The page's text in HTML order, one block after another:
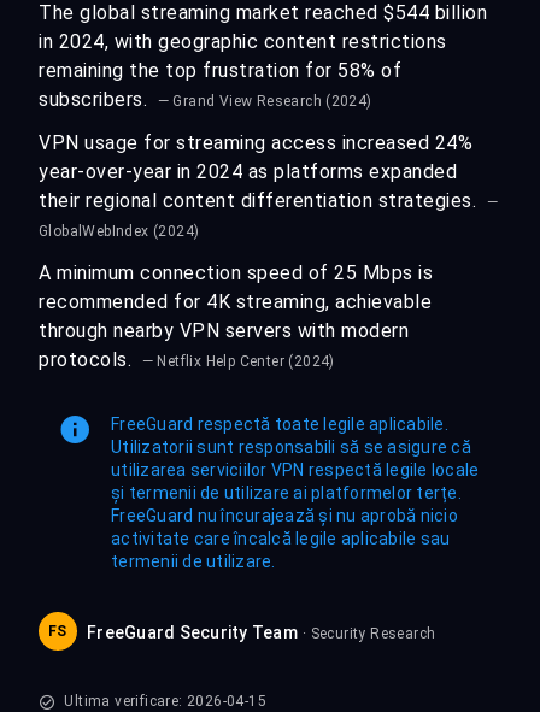
The global streaming market reached $544 billion
in 2024, with geographic content restrictions
remaining the top frustration for 58% of
subscribers.
— Grand View Research (2024)
VPN usage for streaming access increased 24%
year-over-year in 2024 as platforms expanded
their regional content differentiation strategies.
—
GlobalWebIndex (2024)
A minimum connection speed of 25 Mbps is
recommended for 4K streaming, achievable
through nearby VPN servers with modern
protocols.
— Netflix Help Center (2024)
FreeGuard respectă toate legile aplicabile.
Utilizatorii sunt responsabili să se asigure că
utilizarea serviciilor VPN respectă legile locale
și termenii de utilizare ai platformelor terțe.
FreeGuard nu încurajează și nu aprobă nicio
activitate care încalcă legile aplicabile sau
termenii de utilizare.
FS FreeGuard Security Team · Security Research
Ultima verificare: 2026-04-15